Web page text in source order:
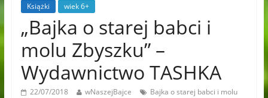
Książki wiek 6+
„Bajka o starej babci i
molu Zbyszku” –
Wydawnictwo TASHKA
22/07/2018 wNaszejBajce
Bajka o starej babci i molu